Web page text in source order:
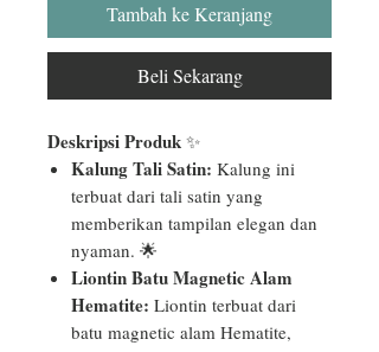
Tambah ke Keranjang
Beli Sekarang
Deskripsi Produk ✨
Kalung Tali Satin: Kalung ini
terbuat dari tali satin yang
memberikan tampilan elegan dan
nyaman. 🌟
Liontin Batu Magnetic Alam
Hematite: Liontin terbuat dari
batu magnetic alam Hematite,